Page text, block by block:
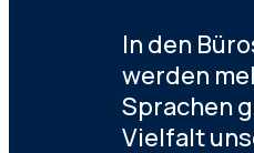
In den
werden
Sprachen
Vielfalt